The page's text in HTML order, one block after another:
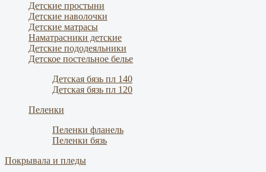
Детские простыни
Детские наволочки
Детские матрасы
Наматрасники детские
Детские пододеяльники
Детское постельное белье
Детская бязь пл 140
Детская бязь пл 120
Пеленки
Пеленки фланель
Пеленки бязь
Покрывала и пледы